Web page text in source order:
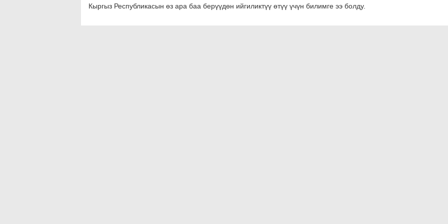
Кыргыз Республикасын өз ара баа берүүдөн ийгиликтүү өтүү үчүн билимге ээ болду.